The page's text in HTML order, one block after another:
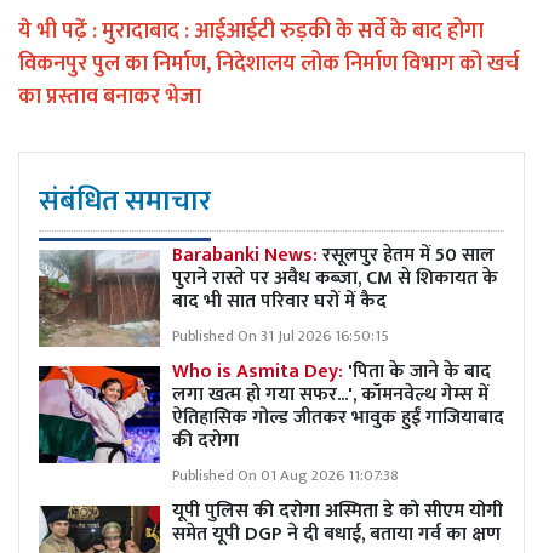
ये भी पढे़ं :मुरादाबाद : आईआईटी रुड़की के सर्वे के बाद होगा
विकनपुर पुल का निर्माण, निदेशालय लोक निर्माण विभाग को खर्च
का प्रस्ताव बनाकर भेजा
संबंधित समाचार
Barabanki News:रसूलपुर हेतम में 50 साल
पुराने रास्ते पर अवैध कब्ज़ा, CM से शिकायत के
बाद भी सात परिवार घरों में कैद
Published On 31 Jul 2026 16:50:15
Who is Asmita Dey: 'पिता के जाने के बाद
लगा खत्म हो गया सफर...', कॉमनवेल्थ गेम्स में
ऐतिहासिक गोल्ड जीतकर भावुक हुईं गाजियाबाद
की दरोगा
Published On 01 Aug 2026 11:07:38
यूपी पुलिस की दरोगा अस्मिता डे को सीएम योगी
समेत यूपी DGP ने दी बधाई, बताया गर्व का क्षण